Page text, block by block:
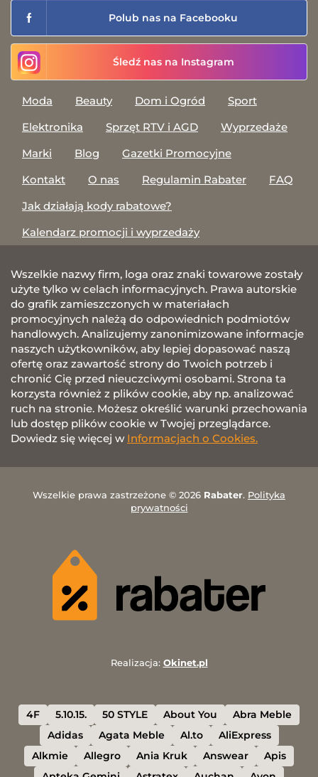
Polub nas na Facebooku
Śledź nas na Instagram
Moda Beauty Dom i Ogród
Sport
Elektronika
Sprzęt RTV i AGD
Wyprzedaże
Marki
Blog
Gazetki Promocyjne
Kontakt
O nas Regulamin Rabater
FAQ
Jak działają kody rabatowe?
Kalendarz promocji i wyprzedaży
Wszelkie nazwy firm, loga oraz znaki towarowe zostały
użyte tylko w celach informacyjnych. Prawa autorskie
do grafik zamieszczonych w materiałach
promocyjnych należą do odpowiednich podmiotów
handlowych. Analizujemy zanonimizowane informacje
naszych użytkowników, aby lepiej dopasować naszą
ofertę oraz zawartość strony do Twoich potrzeb i
chronić Cię przed nieuczciwymi osobami. Strona ta
korzysta również z plików cookie, aby np. analizować
ruch na stronie. Możesz określić warunki przechowania
lub dostęp plików cookie w Twojej przeglądarce.
Dowiedz się więcej w Informacjach o Cookies.
Wszelkie prawa zastrzeżone © 2026 Rabater. Polityka
prywatności
Realizacja: Okinet.pl
4F 5.10.15. 50 STYLE About You
Abra Meble
Adidas
Agata Meble Al.to
AliExpress
Alkmie
Allegro Ania Kruk Answear
Apis